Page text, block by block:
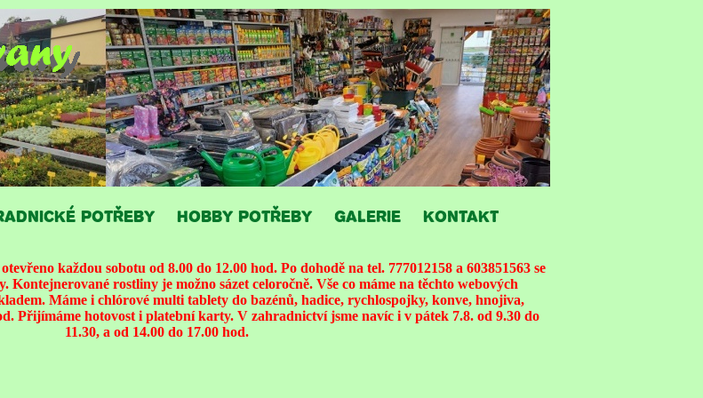
POTŘEBY HOBBY POTŘEBY GALERIE KONTAKT
každou sobotu od 8.00 do 12.00 hod. Po dohodě na tel. 777012158 a 603851563 se
Kontejnerované rostliny je možno sázet celoročně. Vše co máme na těchto webových
Máme i chlórové multi tablety do bazénů, hadice, rychlospojky, konve, hnojiva,
Přijímáme hotovost i platební karty. V zahradnictví jsme navíc i v pátek 7.8. od 9.30 do
11.30, a od 14.00 do 17.00 hod.